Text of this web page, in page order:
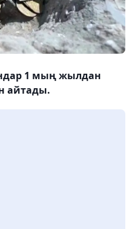
1 мың жылдан
айтады.